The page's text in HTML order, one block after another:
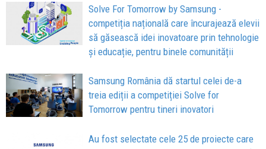
Solve For Tomorrow by Samsung -
competiția națională care încurajează elevii
să găsească idei inovatoare prin tehnologie
și educație, pentru binele comunității
Samsung România dă startul celei de-a
treia ediții a competiției Solve for
Tomorrow pentru tineri inovatori
Au fost selectate cele 25 de proiecte care